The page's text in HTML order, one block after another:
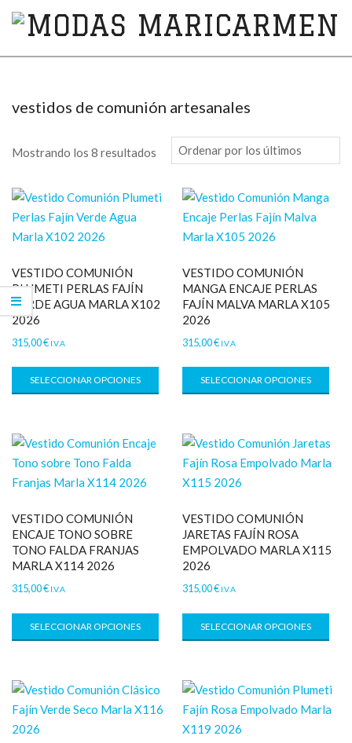
MODAS
vestidos de comunión artesanales
Mostrando los 8 resultados
VESTIDO COMUNIÓN
PLUMETI PERLAS FAJÍN
VERDE AGUA MARLA X102
2026
315,00€ I.V.A
SELECCIONAR OPCIONES
VESTIDO COMUNIÓN
MANGA ENCAJE PERLAS
FAJÍN MALVA MARLA X105
2026
315,00€ I.V.A
SELECCIONAR OPCIONES
VESTIDO COMUNIÓN
ENCAJE TONO SOBRE
TONO FALDA FRANJAS
MARLA X114 2026
315,00€ I.V.A
SELECCIONAR OPCIONES
VESTIDO COMUNIÓN
JARETAS FAJÍN ROSA
EMPOLVADO MARLA X115
2026
315,00€ I.V.A
SELECCIONAR OPCIONES